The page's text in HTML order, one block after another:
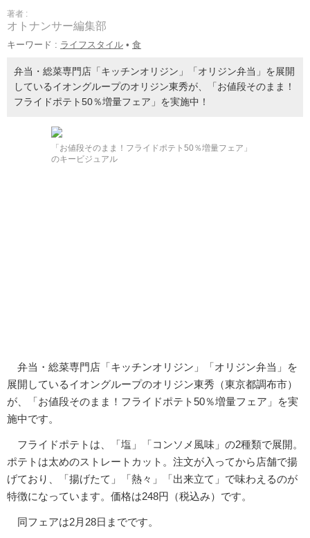
著者 :
オトナンサー編集部
キーワード : ライフスタイル • 食
弁当・総菜専門店「キッチンオリジン」「オリジン弁当」を展開
しているイオングループのオリジン東秀が、「お値段そのまま！
フライドポテト50％増量フェア」を実施中！
「お値段そのまま！フライドポテト50％増量フェア」
のキービジュアル
弁当・総菜専門店「キッチンオリジン」「オリジン弁当」を
展開しているイオングループのオリジン東秀（東京都調布市）
が、「お値段そのまま！フライドポテト50％増量フェア」を実
施中です。
フライドポテトは、「塩」「コンソメ風味」の2種類で展開。
ポテトは太めのストレートカット。注文が入ってから店舗で揚
げており、「揚げたて」「熱々」「出来立て」で味わえるのが
特徴になっています。価格は248円（税込み）です。
同フェアは2月28日までです。